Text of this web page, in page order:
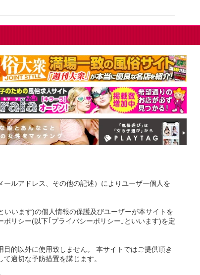
ルアドレス、その他の記述）によりユーザー個人を
います)の個人情報の保護及びユーザーが本サイトを
リシー(以下｢プライバシーポリシー｣といいます)を定
的以外に使用致しません。 本サイトではご提供頂き
適切な予防措置を講じます。